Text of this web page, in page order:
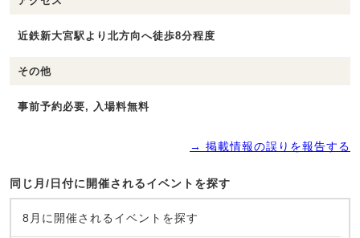
近鉄新大宮駅より北方向へ徒歩8分程度
その他
事前予約必要, 入場料無料
→ 掲載情報の誤りを報告する
同じ月/日付に開催されるイベントを探す
8月に開催されるイベントを探す